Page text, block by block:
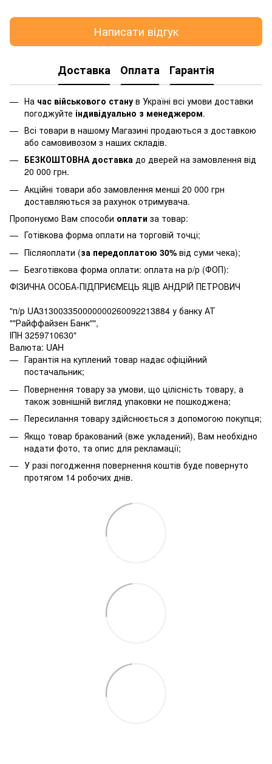
Написати відгук
Доставка Оплата Гарантія
На час військового стану в Україні всі умови доставки
погоджуйте індивідуально з менеджером.
Всі товари в нашому Магазині продаються з доставкою
або самовивозом з наших складів.
БЕЗКОШТОВНА доставка до дверей на замовлення від
20 000 грн.
Акційні товари або замовлення менші 20 000 грн
доставляються за рахунок отримувача.
Пропонуємо Вам способи оплати за товар:
Готівкова форма оплати на торговій точці;
Післяоплати (за передоплатою 30% від суми чека);
Безготівкова форма оплати: оплата на р/р (ФОП):
ФІЗИЧНА ОСОБА-ПІДПРИЄМЕЦЬ ЯЦІВ АНДРІЙ ПЕТРОВИЧ
"п/р UA313003350000000260092213884 у банку АТ
""Райффайзен Банк"",
ІПН 3259710630"
Валюта: UAH
Гарантія на куплений товар надає офіційний
постачальник;
Повернення товару за умови, що цілісність товару, а
також зовнішній вигляд упаковки не пошкоджена;
Пересилання товару здійснюється з допомогою покупця;
Якщо товар бракований (вже укладений), Вам необхідно
надати фото, та опис для рекламації;
У разі погодження повернення коштів буде повернуто
протягом 14 робочих днів.